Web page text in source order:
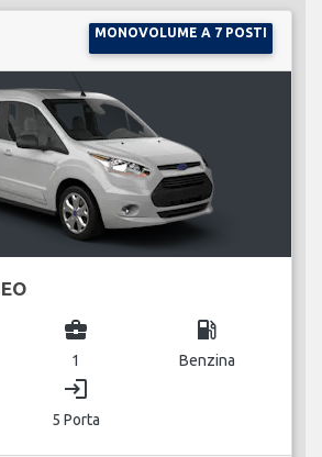
MONOVOLUME A 7 POSTI
business_center
1
local_gas_station
Benzina
login
5 Porta